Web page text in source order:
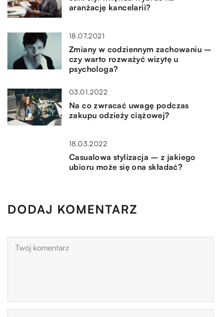
aranżację kancelarii?
18.07.2021
Zmiany w codziennym zachowaniu –
czy warto rozważyć wizytę u
psychologa?
03.01.2022
Na co zwracać uwagę podczas
zakupu odzieży ciążowej?
18.03.2022
Casualowa stylizacja – z jakiego
ubioru może się ona składać?
DODAJ KOMENTARZ